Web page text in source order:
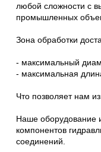
любой сложности с
промышленных
Зона обработки
- максимальный
- максимальная
Что позволяет нам
Наше оборудование
компонентов
соединений.